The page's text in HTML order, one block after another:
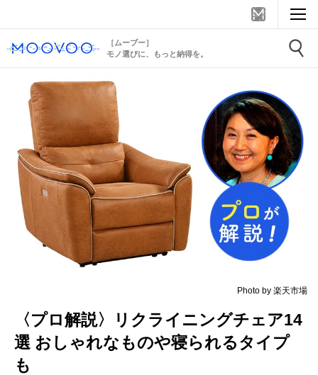
［ムーブー］
モノ選びに、もっと納得を。
Photo by 楽天市場
〈プロ解説〉リクライニングチェア14
選 おしゃれなものや寝られるタイプ
も